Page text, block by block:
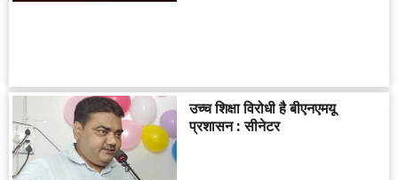
उच्च शिक्षा विरोधी है बीएनएमयू
प्रशासन : सीनेटर